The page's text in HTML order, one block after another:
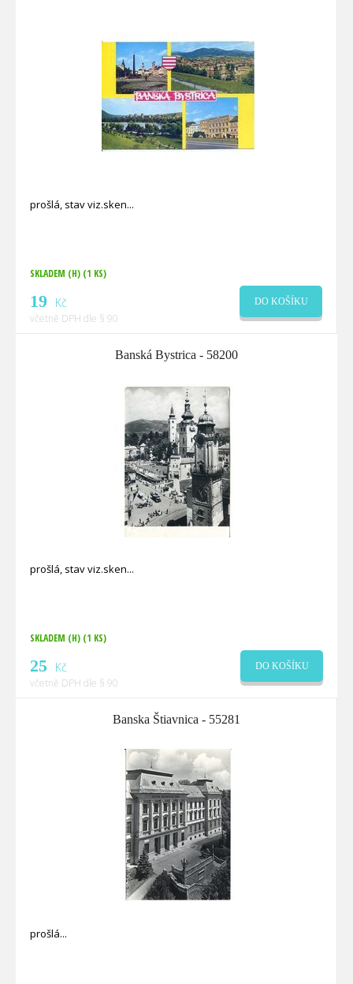
prošlá, stav viz.sken
SKLADEM (H) (1 KS)
19 Kč
včetně DPH dle § 90
DO KOŠÍKU
Banská Bystrica - 58200
prošlá, stav viz.sken
SKLADEM (H) (1 KS)
25 Kč
včetně DPH dle § 90
DO KOŠÍKU
Banska Štiavnica - 55281
prošlá